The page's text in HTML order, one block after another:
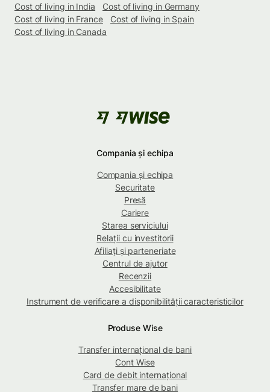
Cost of living in India
Cost of living in Germany
Cost of living in France
Cost of living in Spain
Cost of living in Canada
Compania și echipa
Compania și echipa
Securitate
Presă
Cariere
Starea serviciului
Relații cu investitorii
Afiliați și parteneriate
Centrul de ajutor
Recenzii
Accesibilitate
Instrument de verificare a disponibilității caracteristicilor
Produse Wise
Transfer internațional de bani
Cont Wise
Card de debit internațional
Transfer mare de bani